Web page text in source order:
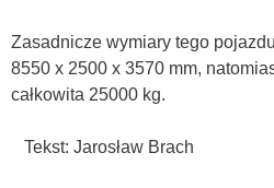
Zasadnicze wymiary tego
8550 x 2500 x 3570 mm,
całkowita 25000 kg.
Tekst: Jarosław Brach